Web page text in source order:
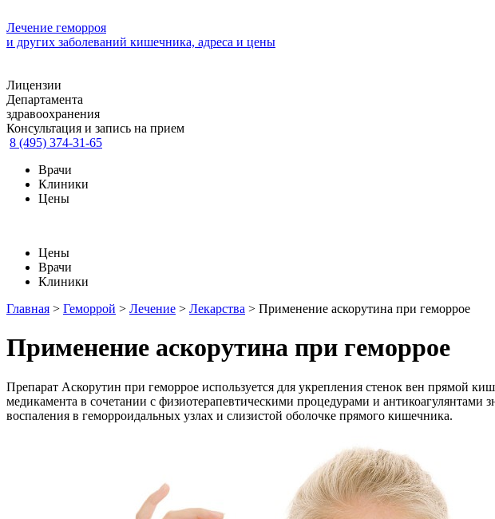
Лечение геморроя
и других заболеваний кишечника, адреса и цены
Лицензии
Департамента
здравоохранения
Консультация и запись на прием
8 (495) 374-31-65
Врачи
Клиники
Цены
Цены
Врачи
Клиники
Главная > Геморрой > Лечение > Лекарства > Применение аскорутина при геморрое
Применение аскорутина при геморрое
Препарат Аскорутин при геморрое используется для укрепления стенок вен прямой
медикамента в сочетании с физиотерапевтическими процедурами и антикоагулянтами
воспаления в геморроидальных узлах и слизистой оболочке прямого кишечника.